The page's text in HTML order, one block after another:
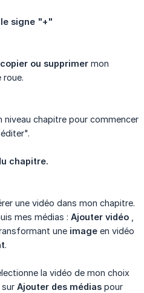
le signe "+"
ou supprimer mon
roue.
chapitre pour commencer
chapitre.
une vidéo dans mon chapitre.
mes médias : Ajouter vidéo
une image en vidéo
.
la vidéo de mon choix
sur Ajouter des médias pour